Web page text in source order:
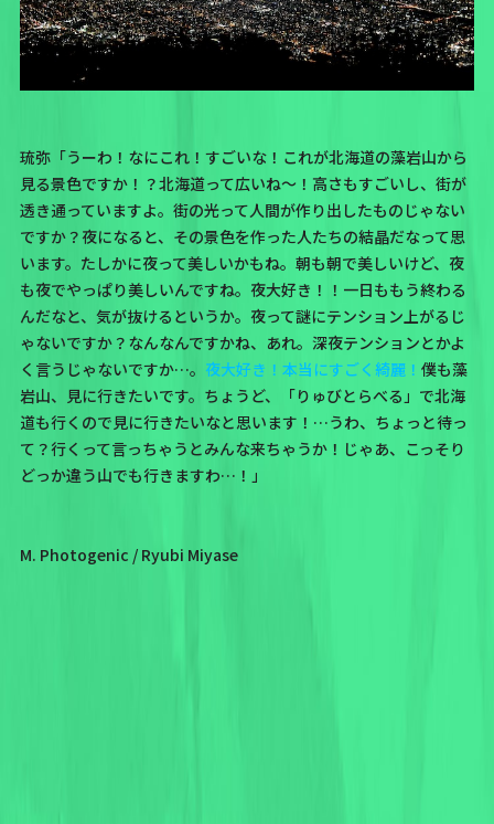
琉弥「うーわ！なにこれ！すごいな！これが北海道の藻岩山から
見る景色ですか！？北海道って広いね〜！高さもすごいし、街が
透き通っていますよ。街の光って人間が作り出したものじゃない
ですか？夜になると、その景色を作った人たちの結晶だなって思
います。たしかに夜って美しいかもね。朝も朝で美しいけど、夜
も夜でやっぱり美しいんですね。夜大好き！！一日ももう終わる
んだなと、気が抜けるというか。夜って謎にテンション上がるじ
ゃないですか？なんなんですかね、あれ。深夜テンションとかよ
く言うじゃないですか…。 夜大好き！本当にすごく綺麗！ 僕も藻
岩山、見に行きたいです。ちょうど、「りゅびとらべる」で北海
道も行くので見に行きたいなと思います！…うわ、ちょっと待っ
て？行くって言っちゃうとみんな来ちゃうか！じゃあ、こっそり
どっか違う山でも行きますわ…！」
M. Photogenic / Ryubi Miyase